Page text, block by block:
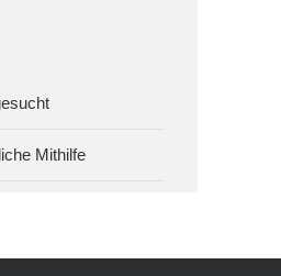
Mithilfe